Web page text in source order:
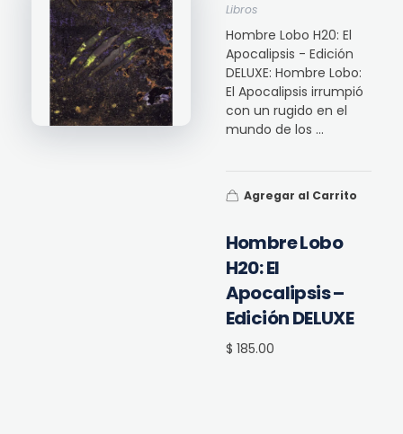
Hombre Lobo
H20: El
Apocalipsis –
Edición DELUXE
$ 185.00
Libros
Hombre Lobo H20: El
Apocalipsis - Edición
DELUXE: Hombre Lobo:
El Apocalipsis irrumpió
con un rugido en el
mundo de los ...
Agregar al Carrito